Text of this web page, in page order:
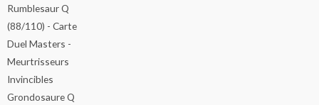
Grondosaure Q